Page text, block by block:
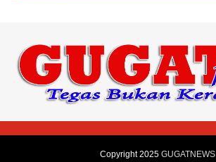
Copyright 2025 GUGATNEWS